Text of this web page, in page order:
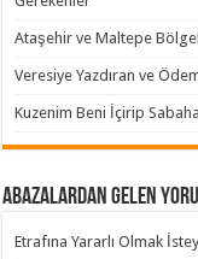
Ataşehir ve Maltepe
Veresiye Yazdıran ve
Kuzenim Beni İçirip
Abazalardan Gelen
Etrafına Yararlı Olmak